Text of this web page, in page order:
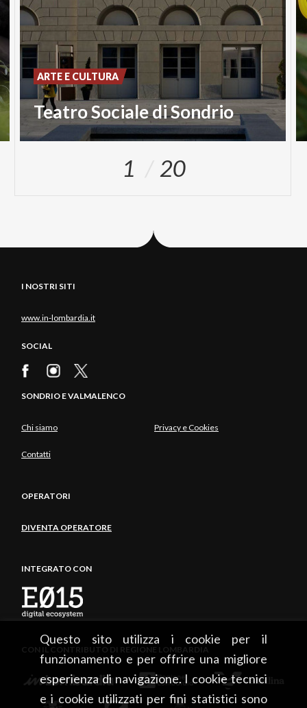
Questo sito utilizza i cookie per il
funzionamento e per offrire una migliore
esperienza di navigazione. I cookie tecnici
e i cookie utilizzati per fini statistici sono
Teatro Sociale di Sondrio
ARTE E CULTURA
1 20
I NOSTRI SITI
www.in-lombardia.it
SOCIAL
SONDRIO E VALMALENCO
Chi siamo Privacy e Cookies
Contatti
OPERATORI
DIVENTA OPERATORE
INTEGRATO CON
CON IL CONTRIBUTO DI REGIONE LOMBARDIA